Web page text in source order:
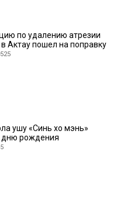
по удалению атрезии
Актау пошел на поправку
ушу «Синь хо мэнь»
дню рождения